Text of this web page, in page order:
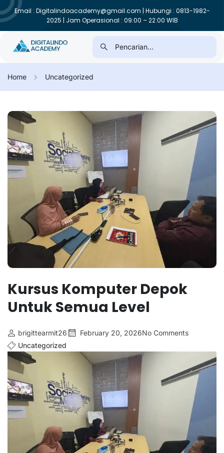
Email : Digitalindoacademy@gmail.com | Hubungi : 0813-1982-
2025 | Jam Operasional : 09:00 – 22:00 WIB
Home Uncategorized
Kursus Komputer Depok
Untuk Semua Level
brigittearmit26 February 20, 2026No Comments
Uncategorized